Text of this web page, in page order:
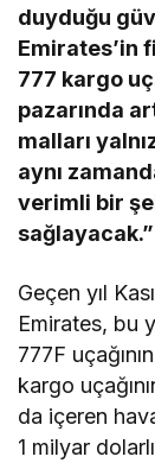
duyduğu
Emirates’in
777 kargo
pazarında
malları
aynı
verimli bir
sağlayacak.”
Geçen yıl
Emirates, bu
777F
kargo
da içeren
1 milyar